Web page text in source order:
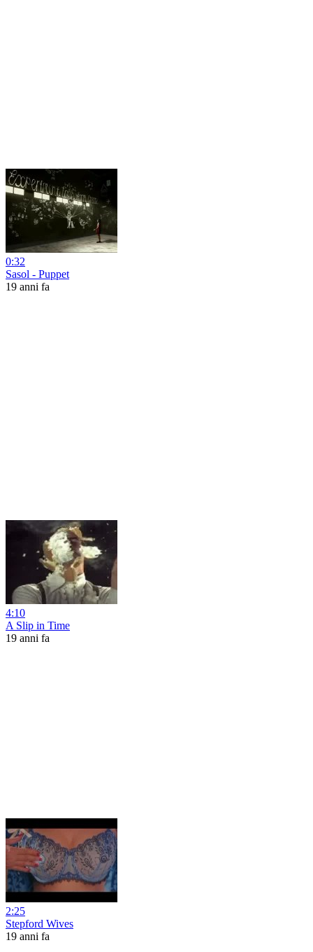
0:32
Sasol - Puppet
19 anni fa
4:10
A Slip in Time
19 anni fa
2:25
Stepford Wives
19 anni fa